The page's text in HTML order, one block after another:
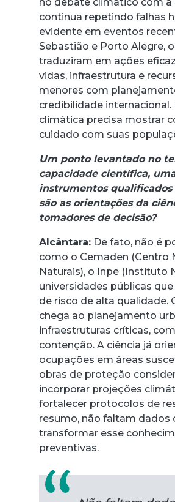
continua repetindo falhas
evidente em eventos
Sebastião e Porto Alegre,
traduziram em ações
vidas, infraestrutura e
menores com
credibilidade
climática precisa mostrar
cuidado com suas
Um ponto levantado no
capacidade científica,
instrumentos qualificados
são as orientações da
tomadores de decisão?
Alcântara: De fato, não é
como o Cemaden (Centro
Naturais), o Inpe (Instituto
universidades públicas
de risco de alta qualidade.
chega ao planejamento
infraestruturas críticas,
contenção. A ciência já
ocupações em áreas
obras de proteção
incorporar projeções
fortalecer protocolos de
resumo, não faltam dados
transformar esse
preventivas.